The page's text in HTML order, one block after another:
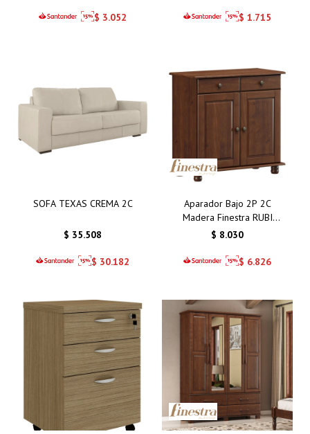
$ 3.052 $ 1.715
SOFA TEXAS CREMA 2C
$ 35.508
$ 30.182
Aparador Bajo 2P 2C
Madera Finestra RUBI
8928W
$ 8.030
$ 6.826